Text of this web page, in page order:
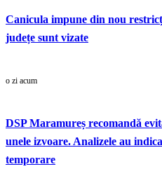
Canicula impune din nou
județe sunt vizate
o zi acum
DSP Maramureș recomandă
unele izvoare. Analizele au
temporare